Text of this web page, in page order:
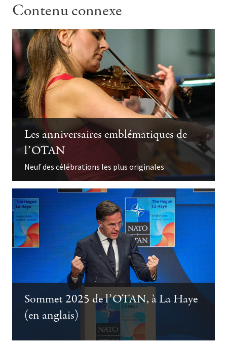
Contenu connexe
Les anniversaires emblématiques de
l’OTAN
Neuf des célébrations les plus originales
Sommet 2025 de l’OTAN, à La Haye
(en anglais)